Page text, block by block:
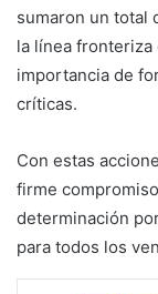
sumaron un total
la línea fronteriza
importancia de
críticas.
Con estas
firme
determinación
para todos los